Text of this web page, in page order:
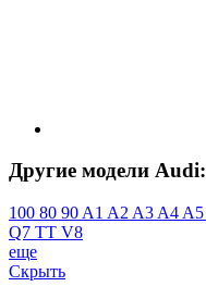
Другие модели Audi:
100 80 90 A1 A2 A3 A4 A5
Q7 TT V8
еще
Скрыть